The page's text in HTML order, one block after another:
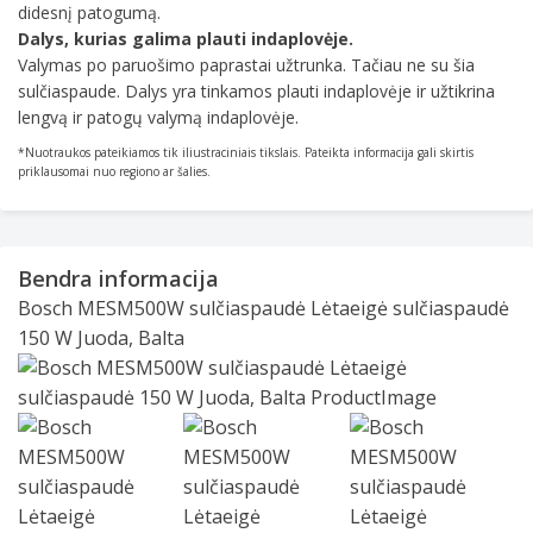
didesnį patogumą.
Dalys, kurias galima plauti indaplovėje.
Valymas po paruošimo paprastai užtrunka. Tačiau ne su šia
sulčiaspaude. Dalys yra tinkamos plauti indaplovėje ir užtikrina
lengvą ir patogų valymą indaplovėje.
*Nuotraukos pateikiamos tik iliustraciniais tikslais. Pateikta informacija gali skirtis
priklausomai nuo regiono ar šalies.
Bendra informacija
Bosch MESM500W sulčiaspaudė Lėtaeigė sulčiaspaudė
150 W Juoda, Balta
Slide 1 of 3